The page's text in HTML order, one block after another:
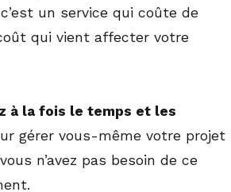
un service qui coûte de
qui vient affecter votre
à la fois le temps et les
gérer vous-même votre projet
n’avez pas besoin de ce